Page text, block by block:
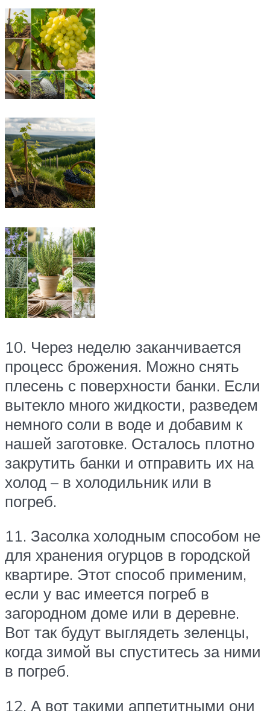
10. Через неделю заканчивается
процесс брожения. Можно снять
плесень с поверхности банки. Если
вытекло много жидкости, разведем
немного соли в воде и добавим к
нашей заготовке. Осталось плотно
закрутить банки и отправить их на
холод – в холодильник или в
погреб.
11. Засолка холодным способом не
для хранения огурцов в городской
квартире. Этот способ применим,
если у вас имеется погреб в
загородном доме или в деревне.
Вот так будут выглядеть зеленцы,
когда зимой вы спуститесь за ними
в погреб.
12. А вот такими аппетитными они